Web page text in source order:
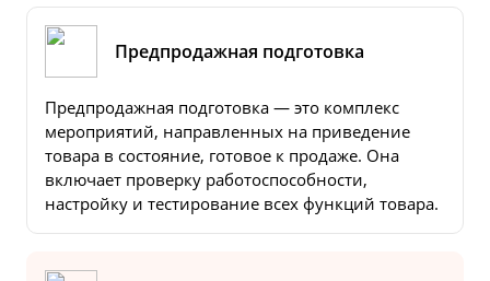
Предпродажная подготовка
Предпродажная подготовка — это комплекс
мероприятий, направленных на приведение
товара в состояние, готовое к продаже. Она
включает проверку работоспособности,
настройку и тестирование всех функций товара.